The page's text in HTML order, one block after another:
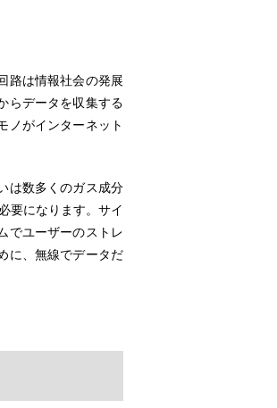
路は情報社会の発展
らデータを収集する
ノがインターネット
は数多くのガス成分
要になります。サイ
でユーザーのストレ
に、無線でデータだ